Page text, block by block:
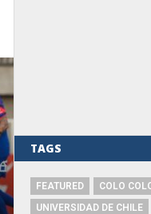
TAGS
FEATURED
COLO
UNIVERSIDAD DE CHILE